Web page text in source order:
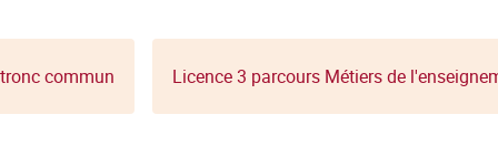
commun Licence 3 parcours Métiers de